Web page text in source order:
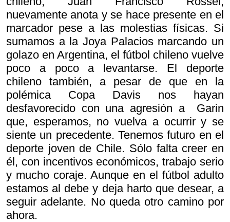
nuevamente anota y se hace presente en el
marcador pese a las molestias físicas. Si
sumamos a la Joya Palacios marcando un
golazo en Argentina, el fútbol chileno vuelve
poco a poco a levantarse. El deporte
chileno también, a pesar de que en la
polémica Copa Davis nos hayan
desfavorecido con una agresión a Garin
que, esperamos, no vuelva a ocurrir y se
siente un precedente. Tenemos futuro en el
deporte joven de Chile. Sólo falta creer en
él, con incentivos económicos, trabajo serio
y mucho coraje. Aunque en el fútbol adulto
estamos al debe y deja harto que desear, a
seguir adelante. No queda otro camino por
ahora.